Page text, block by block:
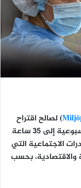
)لصالح اقتراح
إلى 35 ساعة
الاجتماعية التي
والاقتصادية، بحسب